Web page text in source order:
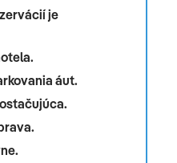
je
áut.